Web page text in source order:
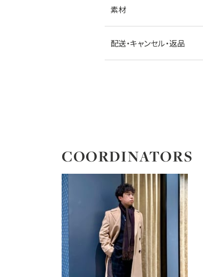
素材
配送・キャンセル・返品
COORDINATORS